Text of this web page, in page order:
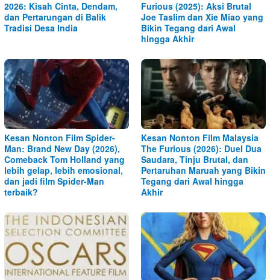
2026: Kisah Cinta, Dendam,
dan Pertarungan di Balik
Tradisi Desa India
Furious (2025): Aksi Brutal
Joe Taslim dan Xie Miao yang
Bikin Tegang dari Awal
hingga Akhir
Kesan Nonton Film Spider-
Man: Brand New Day (2026),
Comeback Tom Holland yang
lebih gelap, lebih emosional,
dan jadi film Spider-Man
terbaik?
Kesan Nonton Film Malaysia
The Furious (2026): Duel Dua
Saudara, Tinju Brutal, dan
Pertaruhan Maruah yang Bikin
Tegang dari Awal hingga
Akhir